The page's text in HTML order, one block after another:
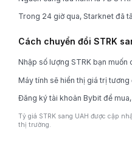
Trong 24 giờ qua, Starknet đã
Cách chuyển đổi STRK
Nhập số lượng STRK bạn muốn
Máy tính sẽ hiển thị giá trị
Đăng ký tài khoản Bybit để
Tỷ giá STRK sang UAH được cập
thị trường.